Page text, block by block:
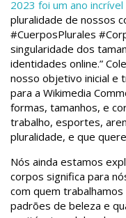
2023 foi um ano incrível
pluralidade de nossos
#CuerposPlurales
singularidade dos
identidades online.”
nosso objetivo inicial e
para a Wikimedia
formas, tamanhos, e
trabalho, esportes,
pluralidade, e que
Nós ainda estamos
corpos significa para
com quem
padrões de beleza e